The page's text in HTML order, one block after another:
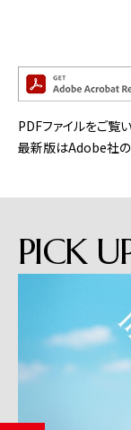
PDFファイルをご覧
最新版はAdobe社の
PICK